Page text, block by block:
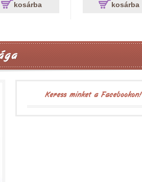
kosárba kosárba
Keress minket a Facebookon!